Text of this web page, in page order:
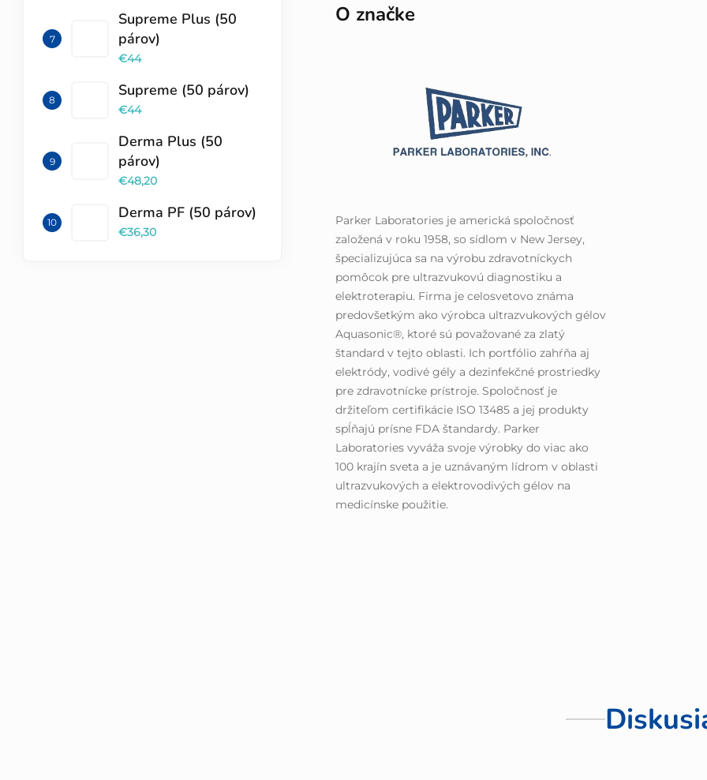
Supreme Plus (50
párov)
€44
Supreme (50 párov)
€44
Derma Plus (50
párov)
€48,20
Derma PF (50 párov)
€36,30
O značke
Parker Laboratories je americká spoločnosť
založená v roku 1958, so sídlom v New Jersey,
špecializujúca sa na výrobu zdravotníckych
pomôcok pre ultrazvukovú diagnostiku a
elektroterapiu. Firma je celosvetovo známa
predovšetkým ako výrobca ultrazvukových gélov
Aquasonic®, ktoré sú považované za zlatý
štandard v tejto oblasti. Ich portfólio zahŕňa aj
elektródy, vodivé gély a dezinfekčné prostriedky
pre zdravotnícke prístroje. Spoločnosť je
držiteľom certifikácie ISO 13485 a jej produkty
spĺňajú prísne FDA štandardy. Parker
Laboratories vyváža svoje výrobky do viac ako
100 krajín sveta a je uznávaným lídrom v oblasti
ultrazvukových a elektrovodivých gélov na
medicínske použitie.